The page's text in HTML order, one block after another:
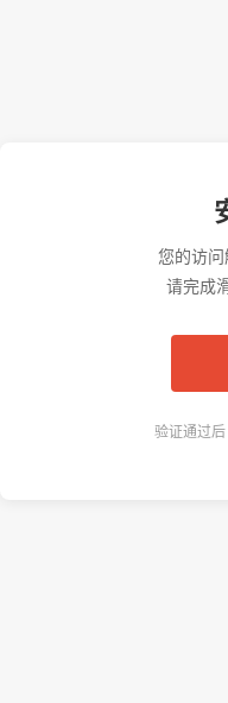
您的访
请完成
验证通过